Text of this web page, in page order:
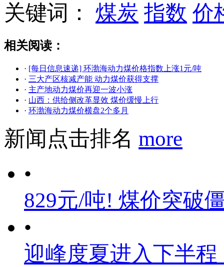
关键词： 煤炭 指数 价
相关阅读：
· [每日信息速递] 环渤海动力煤价格指数上涨1元/吨
· 三大产区核减产能 动力煤价获得支撑
· 主产地动力煤价再迎一波小涨
· 山西：供给侧改革显效 煤价缓慢上行
· 环渤海动力煤价横盘2个多月
新闻点击排名 more
•
829元/吨! 煤价突破
•
迎峰度夏进入下半